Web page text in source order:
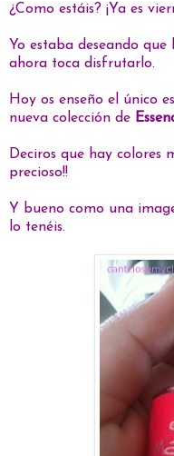
¿Como estáis? ¡Ya es
Yo estaba deseando
ahora toca disfrutarlo.
Hoy os enseño el único
nueva colección de
Deciros que hay colores
precioso!!
Y bueno como una
lo tenéis.